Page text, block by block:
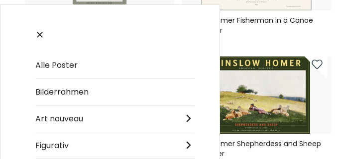
No4 - Poster
Winslow Homer Fisherman in a Canoe
No1 - Poster
Winslow Homer Coast Scene No1 - Poster
Winslow Homer Shepherdess and Sheep
No5 - Poster
Alle Poster
Bilderrahmen
Art nouveau
Figurativ